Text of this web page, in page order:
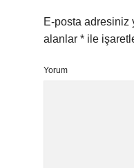
E-posta adresiniz
alanlar * ile
Yorum